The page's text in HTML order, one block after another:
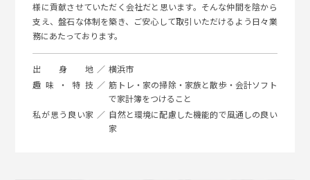
様に貢献させていただく会社だと思います。そんな仲間を陰から
支え、盤石な体制を築き、ご安心して取引いただけるよう日々業
務にあたっております。
出身地
横浜市
趣味・特技
筋トレ・家の掃除・家族と散歩・会計ソフト
で家計簿をつけること
私が思う良い家
自然と環境に配慮した機能的で風通しの良い
家